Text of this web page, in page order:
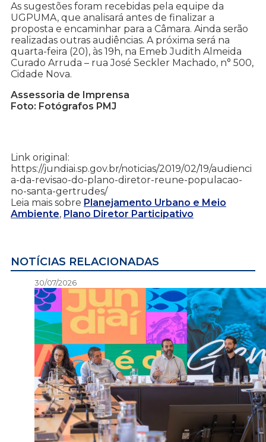
As sugestões foram recebidas pela equipe da
UGPUMA, que analisará antes de finalizar a
proposta e encaminhar para a Câmara. Ainda serão
realizadas outras audiências. A próxima será na
quarta-feira (20), às 19h, na Emeb Judith Almeida
Curado Arruda – rua José Seckler Machado, n° 500,
Cidade Nova.
Assessoria de Imprensa
Foto: Fotógrafos PMJ
Link original:
https://jundiai.sp.gov.br/noticias/2019/02/19/audienci
a-da-revisao-do-plano-diretor-reune-populacao-
no-santa-gertrudes/
Leia mais sobre Planejamento Urbano e Meio
Ambiente, Plano Diretor Participativo
NOTÍCIAS RELACIONADAS
30/07/2026